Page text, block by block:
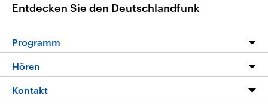
Entdecken Sie den Deutschlandfunk
Programm
Programm
Die Nachrichten
Hören
Livestream
Kontakt